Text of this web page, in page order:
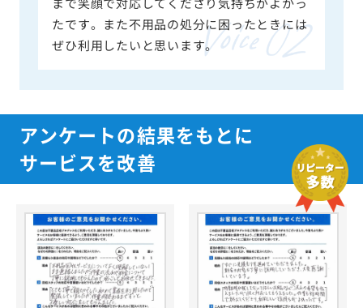
たです。また不用品の処分に困ったときには
ぜひ利用したいと思います。
アンケートの結果をもとに
サービスを改善